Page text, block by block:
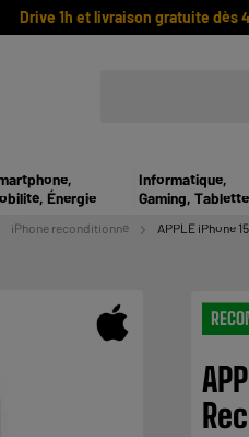
Drive 1h et livraison gratuite dès
Énergie
Informatique,
Gaming, Tablette
iPhone reconditionné APPLE iPhone